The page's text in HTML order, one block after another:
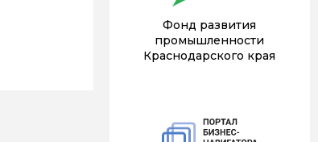
Фонд развития
промышленности
Краснодарского края